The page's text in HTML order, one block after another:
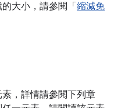
大小，請參閱「 縮減免
，詳情請參閱下列章